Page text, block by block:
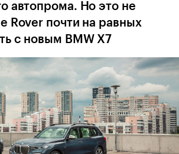
автопрома. Но это не
Rover почти на равных
с новым BMW X7